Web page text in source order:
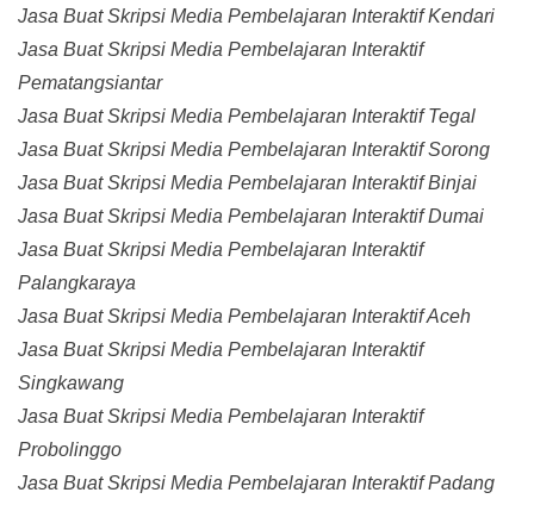
Jasa Buat Skripsi Media Pembelajaran Interaktif Kendari
Jasa Buat Skripsi Media Pembelajaran Interaktif
Pematangsiantar
Jasa Buat Skripsi Media Pembelajaran Interaktif Tegal
Jasa Buat Skripsi Media Pembelajaran Interaktif Sorong
Jasa Buat Skripsi Media Pembelajaran Interaktif Binjai
Jasa Buat Skripsi Media Pembelajaran Interaktif Dumai
Jasa Buat Skripsi Media Pembelajaran Interaktif
Palangkaraya
Jasa Buat Skripsi Media Pembelajaran Interaktif Aceh
Jasa Buat Skripsi Media Pembelajaran Interaktif
Singkawang
Jasa Buat Skripsi Media Pembelajaran Interaktif
Probolinggo
Jasa Buat Skripsi Media Pembelajaran Interaktif Padang